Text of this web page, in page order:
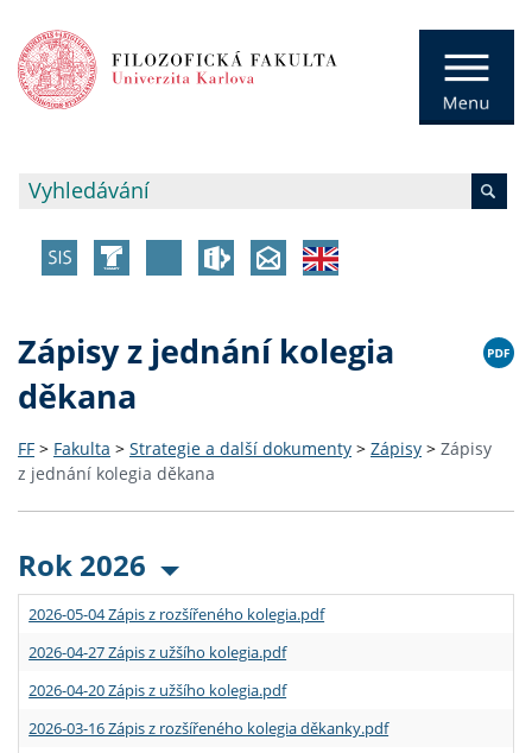
Zápisy z jednání kolegia
děkana
FF > Fakulta > Strategie a další dokumenty > Zápisy > Zápisy
z jednání kolegia děkana
Rok 2026
2026-05-04 Zápis z rozšířeného kolegia.pdf
2026-04-27 Zápis z užšího kolegia.pdf
2026-04-20 Zápis z užšího kolegia.pdf
2026-03-16 Zápis z rozšířeného kolegia děkanky.pdf